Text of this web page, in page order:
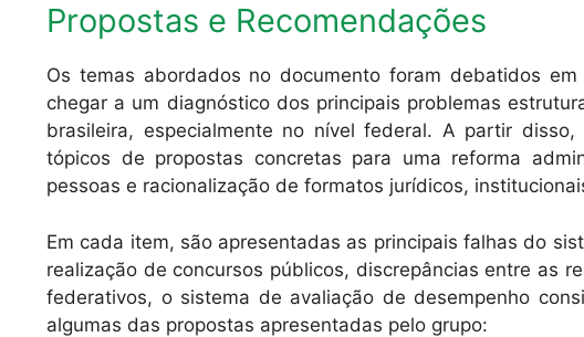
Propostas e Recomendações
Os temas abordados no documento foram debatidos
chegar a um diagnóstico dos principais problemas
brasileira, especialmente no nível federal. A partir
tópicos de propostas concretas para uma reforma
pessoas e racionalização de formatos jurídicos,
Em cada item, são apresentadas as principais falhas do
realização de concursos públicos, discrepâncias entre as
federativos, o sistema de avaliação de desempenho
algumas das propostas apresentadas pelo grupo: